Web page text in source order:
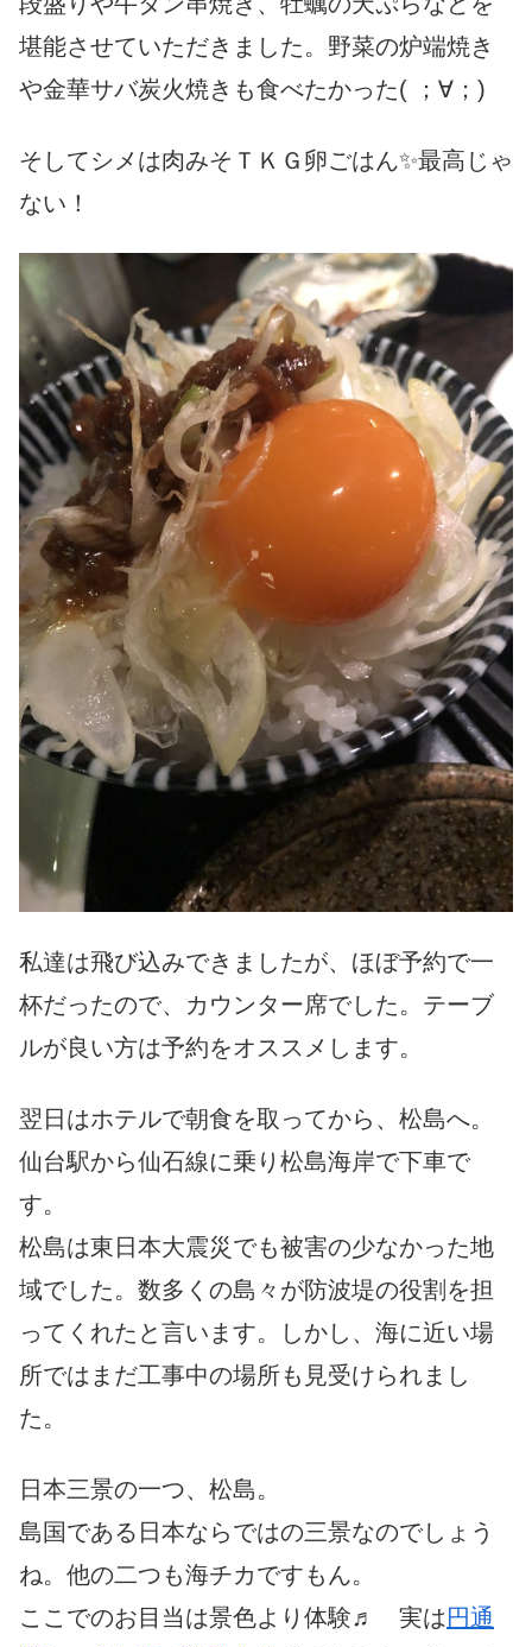
堪能させていただきました。野菜の炉端焼き
や金華サバ炭火焼きも食べたかった( ；∀；)
そしてシメは肉みそＴＫＧ 卵ごはん✨最高じゃ
ない！
私達は飛び込みできましたが、ほぼ予約で一
杯だったので、カウンター席でした。テーブ
ルが良い方は予約をオススメします。
翌日はホテルで朝食を取ってから、松島へ。
仙台駅から仙石線に乗り松島海岸で下車で
す。
松島は東日本大震災でも被害の少なかった地
域でした。数多くの島 々が防波堤の役割を担
ってくれたと言います。しかし、海に近い場
所ではまだ工事中の場所も見受けられまし
た。
日本三景の一つ、松島。
島国である日本ならではの三景なのでしょう
ね。他の二つも海チカですもん。
ここでのお目当は景色より体験♬ 実は 円通